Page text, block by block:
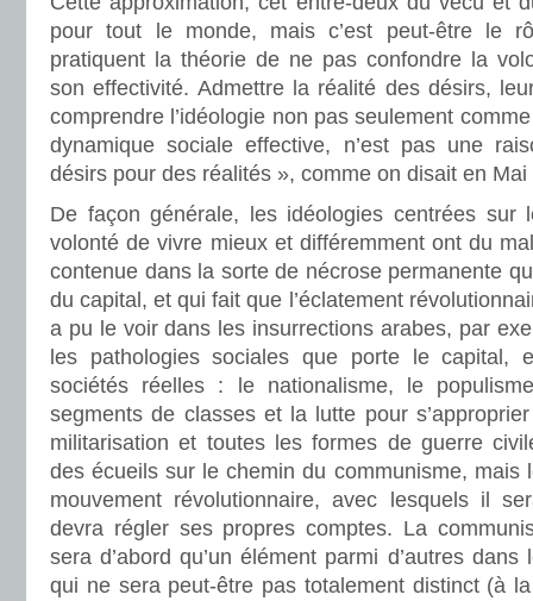
pour tout le monde, mais c’est peut-être le
pratiquent la théorie de ne pas confondre la
son effectivité. Admettre la réalité des désirs,
comprendre l’idéologie non pas seulement
dynamique sociale effective, n’est pas une
désirs pour des réalités », comme on disait en Mai
De façon générale, les idéologies centrées
volonté de vivre mieux et différemment ont du
contenue dans la sorte de nécrose permanente
du capital, et qui fait que l’éclatement
a pu le voir dans les insurrections arabes, par
les pathologies sociales que porte le capital,
sociétés réelles : le nationalisme, le
segments de classes et la lutte pour
militarisation et toutes les formes de guerre
des écueils sur le chemin du communisme, mais
mouvement révolutionnaire, avec lesquels il
devra régler ses propres comptes. La
sera d’abord qu’un élément parmi d’autres
qui ne sera peut-être pas totalement distinct (à